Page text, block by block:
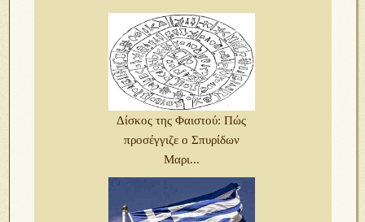
Δίσκος της Φαιστού: Πώς
προσέγγιζε ο Σπυρίδων
Μαρι...